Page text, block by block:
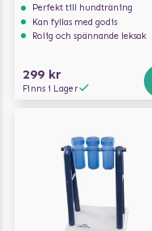
AKTIVERINGSLEKSAK
Perfekt till hundträning
Kan fyllas med godis
Rolig och spännande leksak
299 kr
Finns i Lager